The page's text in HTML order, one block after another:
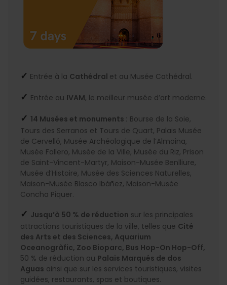
✓ Entrée à la Cathédral et au Musée Cathédral.
✓ Entrée au IVAM, le meilleur musée d’art moderne.
✓ 14 Musées et monuments : Bourse de la Soie,
Tours des Serranos et Tours de Quart, Palais Musée
de Cervelló, Musée Archéologique de l’Almoina,
Musée Fallero, Musée de la Ville, Musée du Riz, Prison
de Saint-Vincent-Martyr, Maison-Musée Benlliure,
Musée d’Histoire, Musée des Sciences Naturelles,
Maison-Musée Blasco Ibáñez, Maison-Musée
Concha Piquer.
✓ Jusqu’à 50 % de réduction sur les principales
attractions touristiques de la ville, telles que Cité
des Arts et des Sciences, Aquarium
Oceanogràfic, Zoo Bioparc, Bus Hop-On Hop-Off,
50 % de réduction au Palais Marqués de dos
Aguas ainsi que sur les services touristiques, visites
guidées, restaurants, spas et boutiques.